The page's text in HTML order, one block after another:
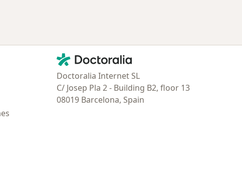
Contacto
Doctoralia - Página de inicio
Doctoralia Internet SL
C/ Josep Pla 2 - Building B2, floor 13
08019 Barcelona, Spain